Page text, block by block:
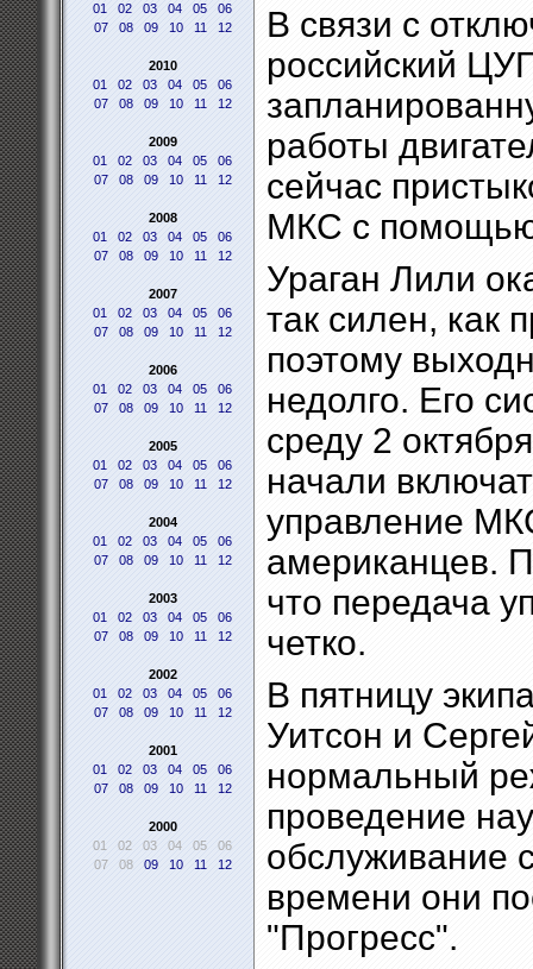
01
02 03 04 05
06
07
08 09 10 11 12
2010
01
02 03 04 05
06
07
08 09 10 11 12
2009
01
02 03 04 05
06
07
08 09 10 11 12
2008
01
02 03 04 05
06
07
08 09 10 11 12
2007
01
02 03 04 05
06
07
08 09 10 11 12
2006
01
02 03 04 05
06
07
08 09 10 11 12
2005
01
02 03 04 05
06
07
08 09 10 11 12
2004
01
02 03 04 05
06
07
08 09 10 11 12
2003
01
02 03 04 05
06
07
08 09 10 11 12
2002
01
02 03 04 05
06
07
08 09 10 11 12
2001
01
02 03 04 05
06
07
08 09 10 11 12
2000
01
02 03 04 05
06
07
08 09 10 11 12
В связи с
российский
работы
сейчас
МКС с помощью
Ураган Лили
так силен, как
поэтому
недолго. Его
среду 2
начали
управление
американцев.
что передача
четко.
В пятницу
Уитсон и
нормальный
проведение
обслуживание
времени они
"Прогресс".